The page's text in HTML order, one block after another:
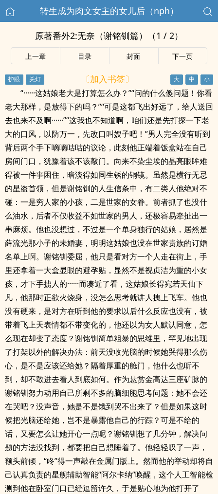
转生成为肉文女主的女儿后（nph）
原著番外2:无奈（谢铭钏篇）（1 / 2）
上一章 目录 封面 下一页
〔加入书签〕
“······这姑娘老大是打算怎么办？”“问的什么傻问题！你看
老大那样，是放得下的吗？”“可是这都飞出好远了，给人送回
去也来不及啊······”“这我也不知道啊，咱们还是先打探一下老
大的口风，以防万一，先改口叫嫂子吧！”男人完全没有听到
背后两个手下嘀嘀咕咕的议论，此刻他正端着饭盒站在自己
房间门口，犹豫着该不该敲门。向来不染尘埃的晶亮眼眸难
得被一件事困住，暗淡得如同生锈的铜镜。虽然是横行无忌
的星盗首领，但是谢铭钏的人生信条中，有二类人他绝对不
碰：一是穷人家的小孩，二是世家的女眷。前者抓了也没什
么油水，后者不仅收益不如世家的男人，还极容易牵扯出一
串麻烦。他也没想过，不过是一个单身独行的姑娘，居然是
薛流光那小子的未婚妻，明明这姑娘也没在世家贵族的订婚
名单上啊。谢铭钏委屈，他只是看对方一个人走在街上，手
里还拿着一大盒显眼的避孕贴，显然不是视贞洁为重的小女
孩，才下手掳人的······而凑近了看，这姑娘长得宛若天仙下
凡，他那时正欲火烧身，没怎么思考就讲人拽上飞车。他也
没有硬来，是对方在听到他的要求以后什么反应也没有，被
带着飞上天表情都不带变化的，他还以为女人默认同意，怎
么现在却变了态度？谢铭钏简单粗暴的思维里，罕见地出现
了打架以外的解决办法：前天没收光脑的时候她哭得那么伤
心，是不是应该还给她？隔着厚重的舱门，他什么也听不
到，却不敢进去看人到底如何。作为悬赏金高达三座矿脉的
谢铭钏努力动用自己所剩不多的脑细胞思考问题：她不会还
在哭吧？没声音，她是不是饿到哭不出来了？但是如果这时
候把光脑还给她，岂不是暴露他自己的行踪？可是不给的
话，又要怎么让她开心一点呢？谢铭钏想了几分钟，解决问
题的方法没找到，都要把自己想睡着了。他轻轻叹了一声，
额头前倾，“咚”得一声敲在金属门版上。然而他的举动却将自
己认真负责的星舰辅助智能“阿尔卡纳”唤醒，这个人工智能检
测到他在卧室门口已经逗留许久，于是贴心地为他打开了